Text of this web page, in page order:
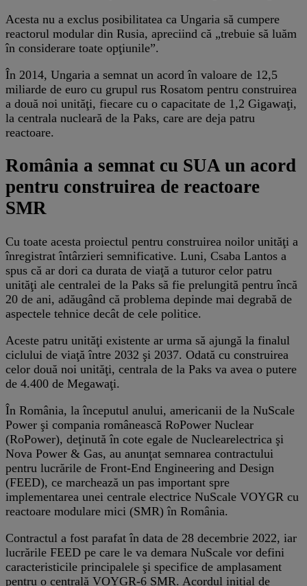
Acesta nu a exclus posibilitatea ca Ungaria să cumpere
reactorul modular din Rusia, apreciind că „trebuie să luăm
în considerare toate opţiunile”.
În 2014, Ungaria a semnat un acord în valoare de 12,5
miliarde de euro cu grupul rus Rosatom pentru construirea
a două noi unităţi, fiecare cu o capacitate de 1,2 Gigawaţi,
la centrala nucleară de la Paks, care are deja patru
reactoare.
România a semnat cu SUA un acord
pentru construirea de reactoare
SMR
Cu toate acesta proiectul pentru construirea noilor unităţi a
înregistrat întârzieri semnificative. Luni, Csaba Lantos a
spus că ar dori ca durata de viaţă a tuturor celor patru
unităţi ale centralei de la Paks să fie prelungită pentru încă
20 de ani, adăugând că problema depinde mai degrabă de
aspectele tehnice decât de cele politice.
Aceste patru unităţi existente ar urma să ajungă la finalul
ciclului de viaţă între 2032 şi 2037. Odată cu construirea
celor două noi unităţi, centrala de la Paks va avea o putere
de 4.400 de Megawaţi.
În România, la începutul anului, americanii de la NuScale
Power şi compania românească RoPower Nuclear
(RoPower), deţinută în cote egale de Nuclearelectrica şi
Nova Power & Gas, au anunţat semnarea contractului
pentru lucrările de Front-End Engineering and Design
(FEED), ce marchează un pas important spre
implementarea unei centrale electrice NuScale VOYGR cu
reactoare modulare mici (SMR) în România.
Contractul a fost parafat în data de 28 decembrie 2022, iar
lucrările FEED pe care le va demara NuScale vor defini
caracteristicile principalele şi specifice de amplasament
pentru o centrală VOYGR-6 SMR. Acordul inițial de